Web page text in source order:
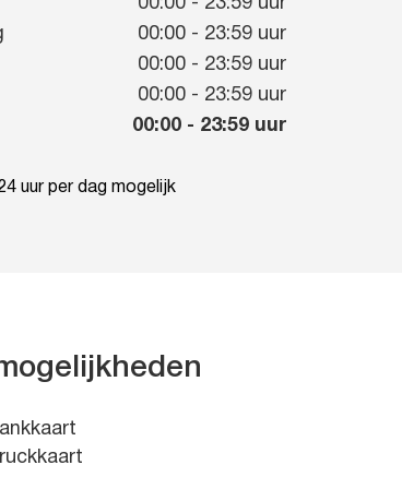
00:00 - 23:59 uur
00:00 - 23:59 uur
00:00 - 23:59 uur
00:00 - 23:59 uur
00:00 - 23:59 uur
uur per dag mogelijk